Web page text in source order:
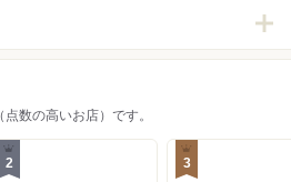
数の高いお店）です。
2 3